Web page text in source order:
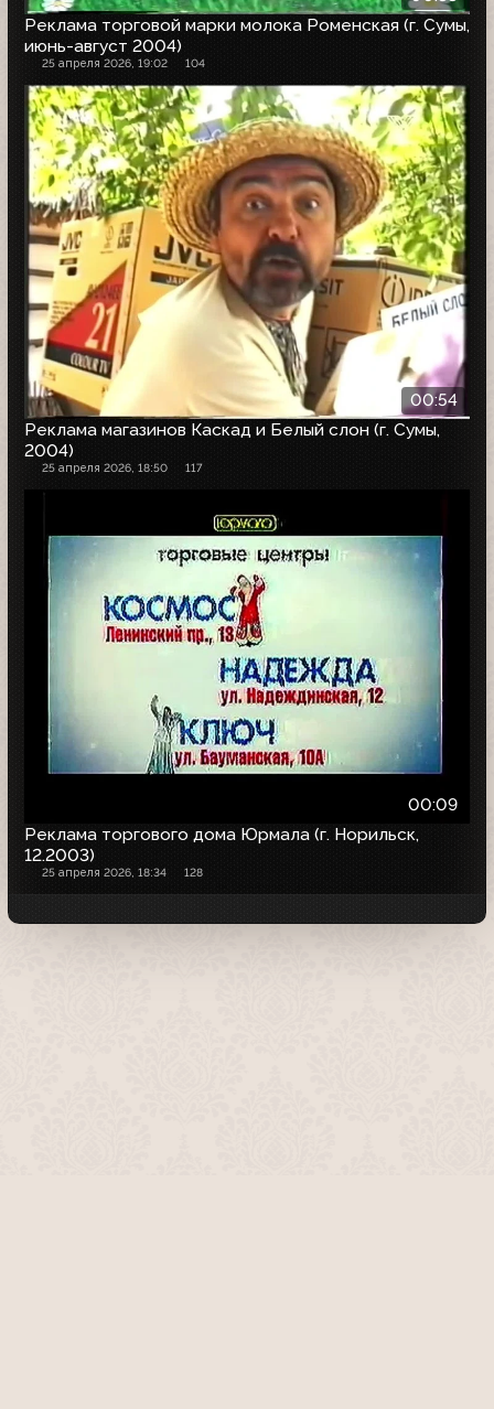
Реклама торговой марки молока Роменская (г. Сумы,
июнь-август 2004)
25 апреля 2026, 19:02 104
00:54
Реклама магазинов Каскад и Белый слон (г. Сумы,
2004)
25 апреля 2026, 18:50 117
00:09
Реклама торгового дома Юрмала (г. Норильск,
12.2003)
25 апреля 2026, 18:34 128